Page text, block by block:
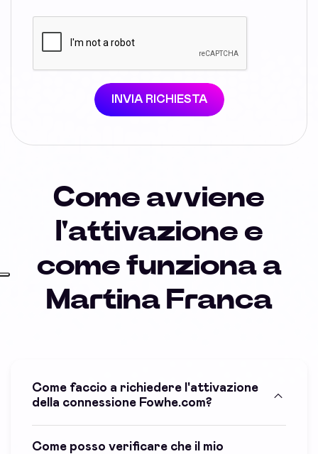
INVIA RICHIESTA
Come avviene
l'attivazione e
come funziona a
Martina Franca
Come faccio a richiedere l'attivazione
della connessione Fowhe.com?
Come posso verificare che il mio